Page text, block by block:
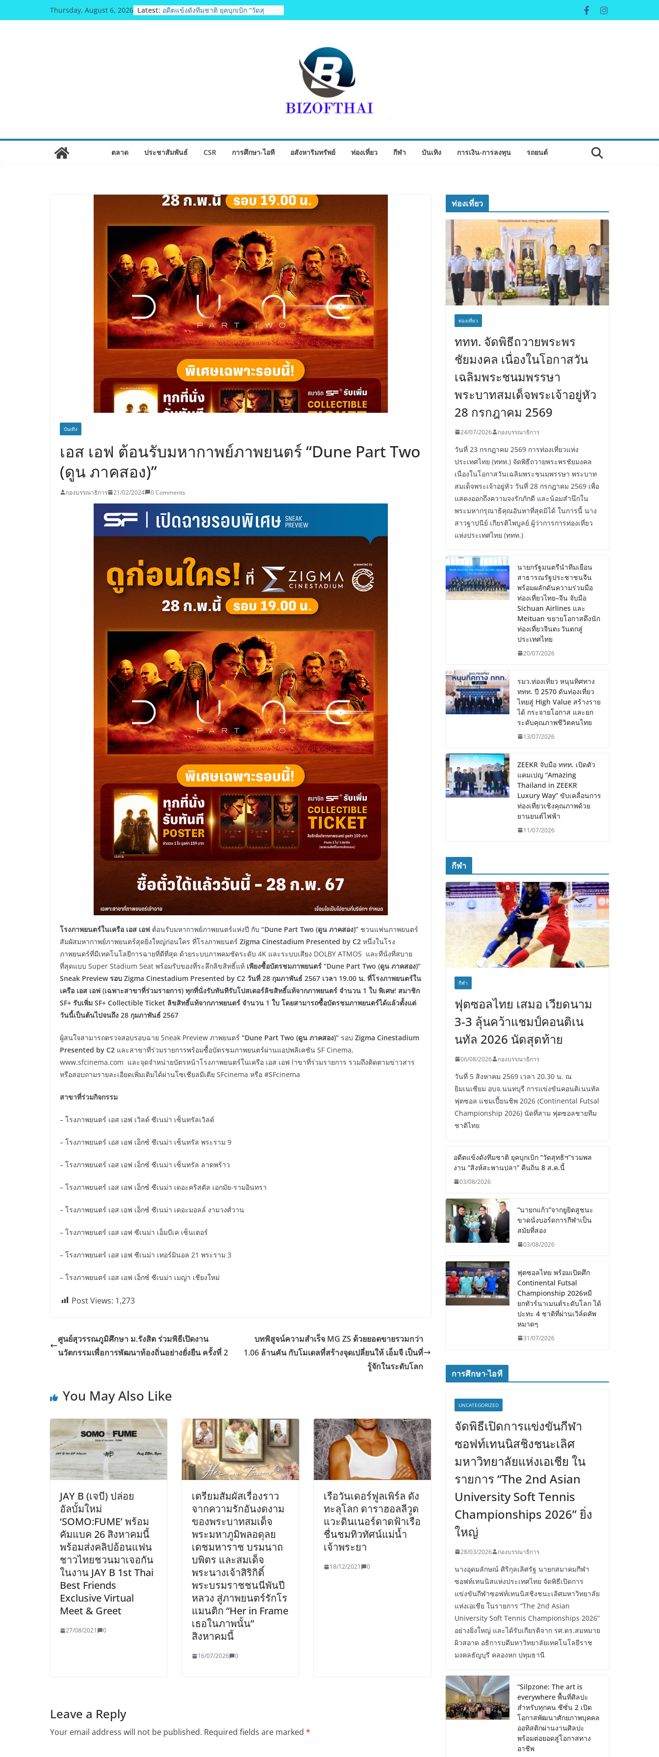
to
Thursday, August 6, 2026 Latest: BEDO เดินหน้าจัดกิจกรรมเจรจาธุรกิจ
“BIO TRADE CONNECT 2026”ยกระดับ
ฟุตซอลไทย เสมอ เวียดนาม 3-3 ลุ้นคว้า
แชมป์คอนติเนนทัล 2026 นัดสุดท้าย
มูลนิธิกองทุนนิยมไทย จับมือ กระทรวง
Soft Power สู่ระดับโลก
ตลาด ประชาสัมพันธ์ CSR การศึกษา-ไอที อสังหาริมทรัพย์ ท่องเที่ยว กีฬา บันเทิง การเงิน-การลงทุน รถยนต์
บันเทิง
เอส เอฟ ต้อนรับมหากาพย์ภาพยนตร์ “Dune Part Two
(ดูน ภาคสอง)”
กองบรรณาธิการ 21/02/2024 0 Comments
โรงภาพยนตร์ในเครือ เอส เอฟ ต้อนรับมหากาพย์ภาพยนตร์แห่งปี กับ “Dune Part Two (ดูน ภาคสอง)” ชวนแฟนภาพยนตร์
สัมผัสมหากาพย์ภาพยนตร์สุดยิ่งใหญ่ก่อนใคร ที่โรงภาพยนตร์ Zigma Cinestadium Presented by C2 หนึ่งในโรง
ภาพยนตร์ที่มีเทคโนโลยีการฉายที่ดีที่สุด ด้วยระบบภาพคมชัดระดับ 4K และระบบเสียง DOLBY ATMOS และที่นั่งที่สบาย
ที่สุดแบบ Super Stadium Seat พร้อมรับของที่ระลึกลิขสิทธิ์แท้ เพียงซื้อบัตรชมภาพยนตร์ “Dune Part Two (ดูน ภาคสอง)”
Sneak Preview รอบ Zigma Cinestadium Presented by C2 วันที่ 28 กุมภาพันธ์ 2567 เวลา 19.00 น. ที่โรงภาพยนตร์ใน
เครือ เอส เอฟ (เฉพาะสาขาที่ร่วมรายการ) ทุกที่นั่งรับทันทีรับโปสเตอร์ลิขสิทธิ์แท้จากภาพยนตร์ จำนวน 1 ใบ พิเศษ! สมาชิก
SF+ รับเพิ่ม SF+ Collectible Ticket ลิขสิทธิ์แท้จากภาพยนตร์ จำนวน 1 ใบ โดยสามารถซื้อบัตรชมภาพยนตร์ได้แล้วตั้งแต่
วันนี้เป็นต้นไปจนถึง 28 กุมภาพันธ์ 2567
ผู้สนใจสามารถตรวจสอบรอบฉาย Sneak Preview ภาพยนตร์ “Dune Part Two (ดูน ภาคสอง)” รอบ Zigma Cinestadium
Presented by C2 และสาขาที่ร่วมรายการพร้อมซื้อบัตรชมภาพยนตร์ผ่านแอปพลิเคชัน SF Cinema,
www.sfcinema.com และจุดจำหน่ายบัตรหน้าโรงภาพยนตร์ในเครือ เอส เอฟ lาขาที่ร่วมรายการ รวมถึงติดตามข่าวสาร
หรือสอบถามรายละเอียดเพิ่มเติมได้ผ่านโซเชียลมีเดีย SFcinema หรือ #SFcinema
สาขาที่ร่วมกิจกรรม
– โรงภาพยนตร์ เอส เอฟ เวิลด์ ซีเนม่า เซ็นทรัลเวิลด์
– โรงภาพยนตร์ เอส เอฟ เอ็กซ์ ซีเนม่า เซ็นทรัล พระราม 9
– โรงภาพยนตร์ เอส เอฟ เอ็กซ์ ซีเนม่า เซ็นทรัล ลาดพร้าว
– โรงภาพยนตร์ เอส เอฟ เอ็กซ์ ซีเนม่า เดอะคริสตัล เอกมัย-รามอินทรา
– โรงภาพยนตร์ เอส เอฟ เอ็กซ์ ซีเนม่า เดอะมอลล์ งามวงศ์วาน
– โรงภาพยนตร์ เอส เอฟ ซีเนม่า เอ็มบีเค เซ็นเตอร์
– โรงภาพยนตร์ เอส เอฟ ซีเนม่า เทอร์มินอล 21 พระราม 3
– โรงภาพยนตร์ เอส เอฟ เอ็กซ์ ซีเนม่า เมญ่า เชียงใหม่
Post Views: 1,273
ศูนย์สุวรรณภูมิศึกษา ม.รังสิต ร่วมพิธีเปิดงาน
นวัตกรรมเพื่อการพัฒนาท้องถิ่นอย่างยั่งยืน ครั้งที่ 2
บทพิสูจน์ความสำเร็จ MG ZS ด้วยยอดขายรวมกว่า
1.06 ล้านคัน กับโมเดลที่สร้างจุดเปลี่ยนให้ เอ็มจี เป็นที่
รู้จักในระดับโลก
You May Also Like
JAY B (เจบี) ปล่อย
อัลบั้มใหม่
‘SOMO:FUME’ พร้อม
คัมแบค 26 สิงหาคมนี้
พร้อมส่งคลิปอ้อนแฟน
ชาวไทยชวนมาเจอกัน
ในงาน JAY B 1st Thai
Best Friends
Exclusive Virtual
Meet & Greet
27/08/2021 0
เตรียมสัมผัสเรื่องราว
จากความรักอันงดงาม
ของพระบาทสมเด็จ
พระมหาภูมิพลอดุลย
เดชมหาราช บรมนาถ
บพิตร และสมเด็จ
พระนางเจ้าสิริกิติ์
พระบรมราชชนนีพันปี
หลวง สู่ภาพยนตร์รักโร
แมนติก “Her in Frame
เธอในภาพนั้น”
สิงหาคมนี้
16/07/2026 0
เรือวันเดอร์ฟูลเพิร์ล ดัง
ทะลุโลก ดาราฮอลลีวูด
แวะดินเนอร์ดาดฟ้าเรือ
ชื่นชมทิวทัศน์แม่น้ำ
เจ้าพระยา
18/12/2021 0
Leave a Reply
Your email address will not be published. Required fields are marked *
ท่องเที่ยว
ท่องเที่ยว
ททท. จัดพิธีถวายพระพร
ชัยมงคล เนื่องในโอกาสวัน
เฉลิมพระชนมพรรษา
พระบาทสมเด็จพระเจ้าอยู่หัว
28 กรกฎาคม 2569
24/07/2026 กองบรรณาธิการ
วันที่ 23 กรกฎาคม 2569 การท่องเที่ยวแห่ง
ประเทศไทย (ททท.) จัดพิธีถวายพระพรชัยมงคล
เนื่องในโอกาสวันเฉลิมพระชนมพรรษา พระบาท
สมเด็จพระเจ้าอยู่หัว วันที่ 28 กรกฎาคม 2569 เพื่อ
แสดงออกถึงความจงรักภักดี และน้อมสำนึกใน
พระมหากรุณาธิคุณอันหาที่สุดมิได้ ในการนี้ นาง
สาวฐาปนีย์ เกียรติไพบูลย์ ผู้ว่าการการท่องเที่ยว
แห่งประเทศไทย (ททท.)
นายกรัฐมนตรีนำทีมเยือน
สาธารณรัฐประชาชนจีน
พร้อมผลักดันความร่วมมือ
ท่องเที่ยวไทย–จีน จับมือ
Sichuan Airlines และ
Meituan ขยายโอกาสดึงนัก
ท่องเที่ยวจีนตะวันตกสู่
ประเทศไทย
20/07/2026
รมว.ท่องเที่ยว หนุนทิศทาง
ททท. ปี 2570 ดันท่องเที่ยว
ไทยสู่ High Value สร้างราย
ได้ กระจายโอกาส และยก
ระดับคุณภาพชีวิตคนไทย
13/07/2026
ZEEKR จับมือ ททท. เปิดตัว
แคมเปญ “Amazing
Thailand in ZEEKR
Luxury Way” ขับเคลื่อนการ
ท่องเที่ยวเชิงคุณภาพด้วย
ยานยนต์ไฟฟ้า
11/07/2026
กีฬา
กีฬา
ฟุตซอลไทย เสมอ เวียดนาม
3-3 ลุ้นคว้าแชมป์คอนติเน
นทัล 2026 นัดสุดท้าย
06/08/2026 กองบรรณาธิการ
วันที่ 5 สิงหาคม 2569 เวลา 20.30 น. ณ
ยิมเนเซียม อบจ.นนทบุรี การแข่งขันคอนติเนนทัล
ฟุตซอล แชมเปี้ยนชิพ 2026 (Continental Futsal
Championship 2026) นัดที่สาม ฟุตซอลชายทีม
ชาติไทย
อดีตแข้งดังทีมชาติ ยุคบุกเบิก “วัดสุทธิฯ”รวมพล
งาน “สิงห์สะพานปลา” คืนถิ่น 8 ส.ค.นี้
03/08/2026
“นายกแก้ว”จากยูยิตสูชนะ
ขาดนั่งบอร์ดการกีฬาเป็น
สมัยที่สอง
03/08/2026
ฟุตซอลไทย พร้อมเปิดศึก
Continental Futsal
Championship 2026หมี
ยกทัวร์นาเมนต์ระดับโลก ได้
ปะทะ 4 ชาติที่ผ่านเวิล์ดคัพ
หมาดๆ
31/07/2026
การศึกษา-ไอที
UNCATEGORIZED
จัดพิธีเปิดการแข่งขันกีฬา
ซอฟท์เทนนิสชิงชนะเลิศ
มหาวิทยาลัยแห่งเอเชีย ใน
รายการ “The 2nd Asian
University Soft Tennis
Championships 2026” ยิ่ง
ใหญ่
28/03/2026 กองบรรณาธิการ
นางอุดมลักษณ์ ศิริกุลเลิศรัฐ นายกสมาคมกีฬา
ซอฟท์เทนนิสแห่งประเทศไทย จัดพิธีเปิดการ
แข่งขันกีฬาซอฟท์เทนนิสชิงชนะเลิศมหาวิทยาลัย
แห่งเอเชีย ในรายการ “The 2nd Asian
University Soft Tennis Championships 2026”
อย่างยิ่งใหญ่ และได้รับเกียรติจาก รศ.ดร.สมหมาย
ผิวสอาด อธิการบดีมหาวิทยาลัยเทคโนโลยีราช
มงคลธัญบุรี คลองหก ปทุมธานี
“Silpzone: The art is
everywhere พื้นที่ศิลปะ
สำหรับทุกคน ซีซั่น 2 เปิด
โอกาสพัฒนาศักยภาพบุคคล
ออทิสติกผ่านงานศิลปะ
พร้อมต่อยอดสู่โอกาสทาง
อาชีพ